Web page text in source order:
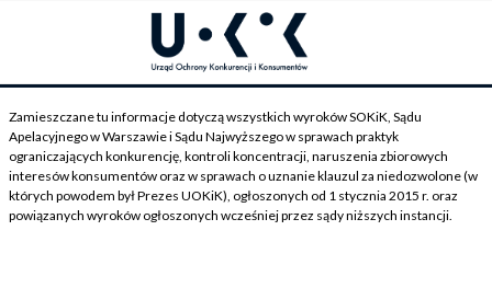
Zamieszczane tu informacje dotyczą wszystkich wyroków SOKiK, Sądu
Apelacyjnego w Warszawie i Sądu Najwyższego w sprawach praktyk
ograniczających konkurencję, kontroli koncentracji, naruszenia zbiorowych
interesów konsumentów oraz w sprawach o uznanie klauzul za niedozwolone (w
których powodem był Prezes UOKiK), ogłoszonych od 1 stycznia 2015 r. oraz
powiązanych wyroków ogłoszonych wcześniej przez sądy niższych instancji.